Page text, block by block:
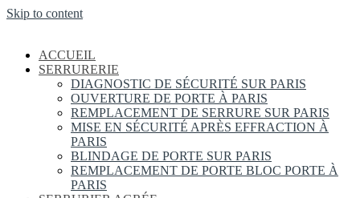
Skip to content
ACCUEIL
SERRURERIE
DIAGNOSTIC DE SÉCURITÉ SUR PARIS
OUVERTURE DE PORTE À PARIS
REMPLACEMENT DE SERRURE SUR PARIS
MISE EN SÉCURITÉ APRÈS EFFRACTION À
PARIS
BLINDAGE DE PORTE SUR PARIS
REMPLACEMENT DE PORTE BLOC PORTE À
PARIS